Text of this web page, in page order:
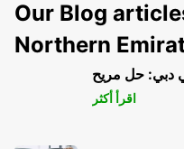
Our Blog
Northern
دبي: حل مريح
اقرأ أكثر